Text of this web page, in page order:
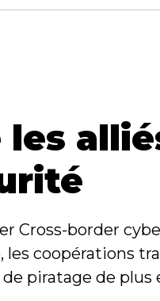
Cross-border
les coopérations
piratage de plus